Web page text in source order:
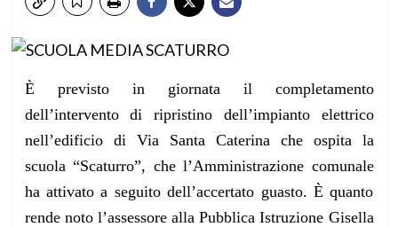
È previsto in giornata il completamento
dell’intervento di ripristino dell’impianto elettrico
nell’edificio di Via Santa Caterina che ospita la
scuola “Scaturro”, che l’Amministrazione comunale
ha attivato a seguito dell’accertato guasto. È quanto
rende noto l’assessore alla Pubblica Istruzione Gisella